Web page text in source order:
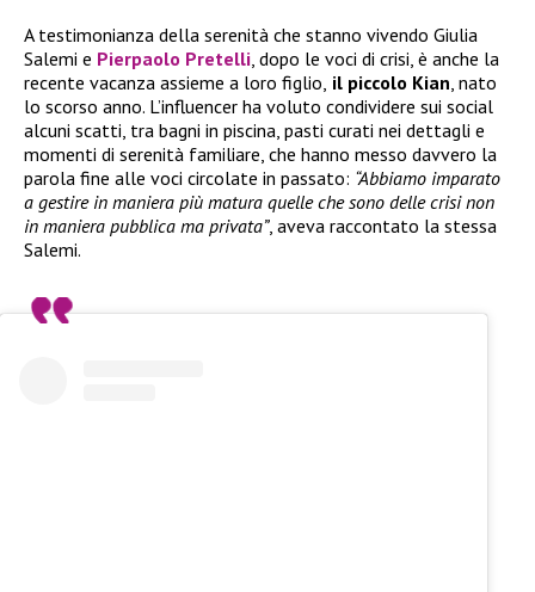
A testimonianza della serenità che stanno vivendo Giulia
Salemi e Pierpaolo Pretelli , dopo le voci di crisi, è anche la
recente vacanza assieme a loro figlio, il piccolo Kian , nato
lo scorso anno. L’influencer ha voluto condividere sui social
alcuni scatti, tra bagni in piscina, pasti curati nei dettagli e
momenti di serenità familiare, che hanno messo davvero la
parola fine alle voci circolate in passato: “Abbiamo imparato
a gestire in maniera più matura quelle che sono delle crisi non
in maniera pubblica ma privata”, aveva raccontato la stessa
Salemi.